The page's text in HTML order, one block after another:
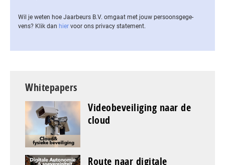
Wil je weten hoe Jaarbeurs B.V. omgaat met jouw per­soons­ge­ge­
vens? Klik dan hier voor ons privacy statement.
Whitepapers
Videobeveiliging naar de
cloud
Route naar digitale